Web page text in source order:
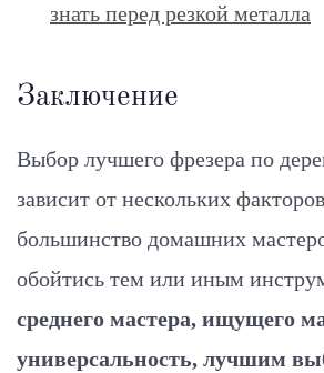
знать перед резкой металла
Заключение
Выбор лучшего фрезера по
зависит от нескольких
большинство домашних
обойтись тем или иным
среднего мастера, ищущего
универсальность, лучшим